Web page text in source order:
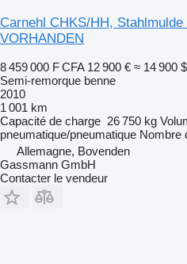
Carnehl CHKS/HH, Stahlmulde
VORHANDEN
8 459 000 F CFA 12 900 € ≈ 14 900
Semi-remorque benne
2010
1 001 km
Capacité de charge 26 750 kg
pneumatique/pneumatique Nombre
Allemagne, Bovenden
Gassmann GmbH
Contacter le vendeur